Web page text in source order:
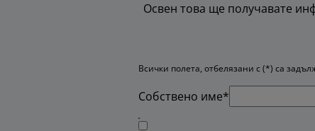
Освен това ще получавате
Всички полета, отбелязани с (*) са
Собствено име*